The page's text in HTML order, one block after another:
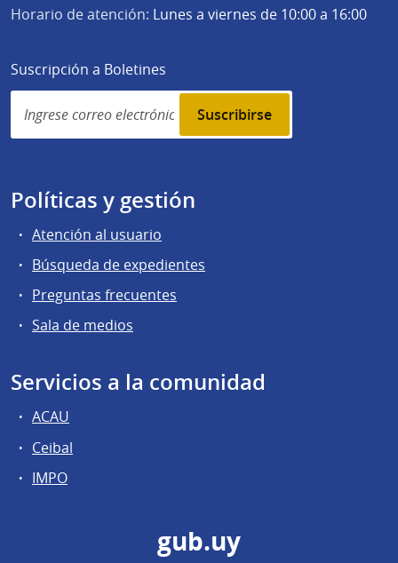
Horario de atención: Lunes a viernes de 10:00 a 16:00
Suscripción a Boletines
Simplenews
subscription
Políticas y gestión
Atención al usuario
Búsqueda de expedientes
Preguntas frecuentes
Sala de medios
Servicios a la comunidad
ACAU
Ceibal
IMPO
gub.uy